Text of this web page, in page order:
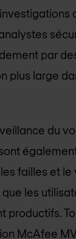
par
plus large
du
failles et le
les
productifs.
McAfee